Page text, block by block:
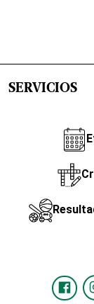
SERVICIOS